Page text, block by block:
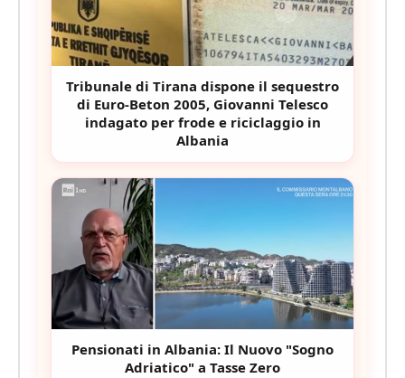
Tribunale di Tirana dispone il sequestro
di Euro-Beton 2005, Giovanni Telesco
indagato per frode e riciclaggio in
Albania
Pensionati in Albania: Il Nuovo "Sogno
Adriatico" a Tasse Zero